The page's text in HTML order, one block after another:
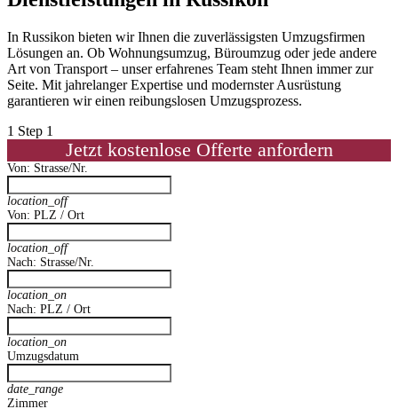
In Russikon bieten wir Ihnen die zuverlässigsten Umzugsfirmen
Lösungen an. Ob Wohnungsumzug, Büroumzug oder jede andere
Art von Transport – unser erfahrenes Team steht Ihnen immer zur
Seite. Mit jahrelanger Expertise und modernster Ausrüstung
garantieren wir einen reibungslosen Umzugsprozess.
1 Step 1
Jetzt kostenlose Offerte anfordern
Von: Strasse/Nr.
location_off
Von: PLZ / Ort
location_off
Nach: Strasse/Nr.
location_on
Nach: PLZ / Ort
location_on
Umzugsdatum
date_range
Zimmer